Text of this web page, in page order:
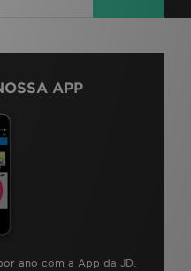
APP
ano com a App da JD.